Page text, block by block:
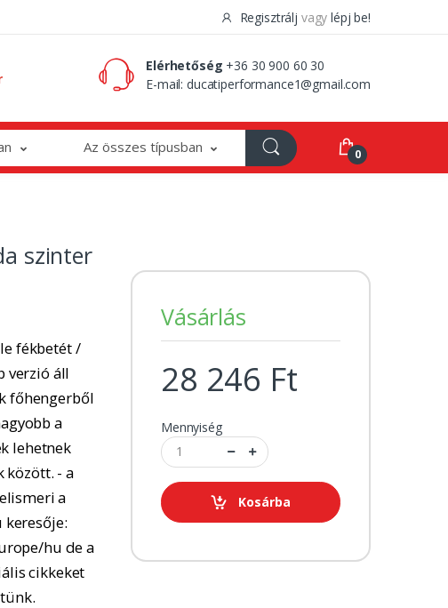
Regisztrálj vagy lépj be!
Elérhetőség +36 30 900 60 30
E-mail:ducatiperformance1@gmail.com
Az összes típusban 0
szinter
fékbetét /
verzió áll
főhengerből
a
lehetnek
között. - a
a
hu de a
cikkeket
Vásárlás
28 246 Ft
Mennyiség
Kosárba